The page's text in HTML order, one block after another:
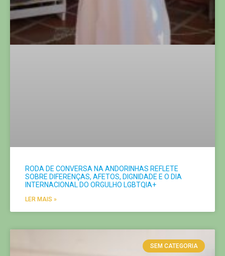
RODA DE CONVERSA NA ANDORINHAS REFLETE
SOBRE DIFERENÇAS, AFETOS, DIGNIDADE E O DIA
INTERNACIONAL DO ORGULHO LGBTQIA+
LER MAIS »
SEM CATEGORIA